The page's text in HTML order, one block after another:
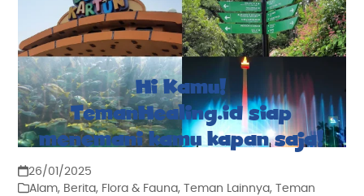
26/01/2025
Alam, Berita, Flora & Fauna, Teman Lainnya,
Teman
Hi Kamu!
TemanHealing.id siap
menemani kamu kapan saja!